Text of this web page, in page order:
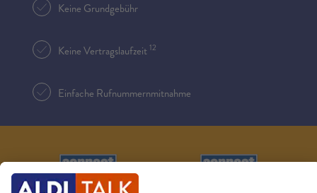
Keine Grundgebühr
Keine Vertragslaufzeit12
Einfache Rufnummernmitnahme